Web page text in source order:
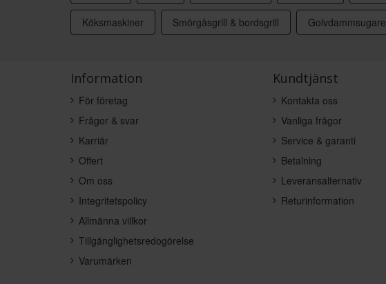
Köksmaskiner Smörgåsgrill & bordsgrill Golvdammsugare
Information
För företag
Frågor & svar
Karriär
Offert
Om oss
Integritetspolicy
Allmänna villkor
Tillgänglighetsredogörelse
Varumärken
Kundtjänst
Kontakta oss
Vanliga frågor
Service & garanti
Betalning
Leveransalternativ
Returinformation